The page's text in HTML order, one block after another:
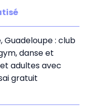
Guadeloupe : club
danse et
adultes avec
gratuit